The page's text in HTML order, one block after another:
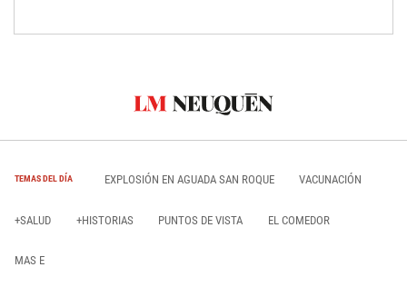
TEMAS DEL DÍA EXPLOSIÓN EN AGUADA SAN ROQUE VACUNACIÓN
+SALUD +HISTORIAS PUNTOS DE VISTA EL COMEDOR
MAS E